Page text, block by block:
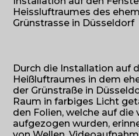
Heissluftraumes des
Grünstrasse in Düsseldorf
Durch die Installation auf
Heißluftraumes in dem
der Grünstraße in
Raum in farbiges Licht
den Folien, welche auf die
aufgezogen wurden,